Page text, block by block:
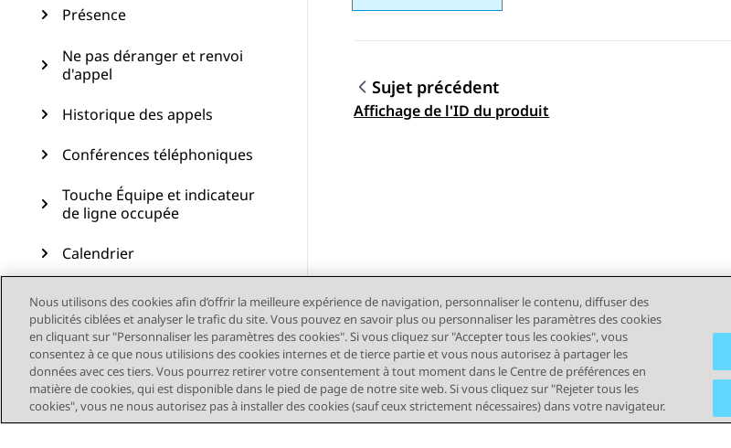
Présence
Ne pas déranger et renvoi
d'appel
Historique des appels
Conférences téléphoniques
Touche Équipe et indicateur
de ligne occupée
Calendrier
Fonctions avancées
Personnalisation
Mise à jour du téléphone
Maintenance
Navigation par sujet
Sujet précédent
Affichage de l'ID du produit
Nous utilisons des cookies afin d’offrir la meilleure expérience de navigation, personnaliser le contenu, diffuser des
publicités ciblées et analyser le trafic du site. Vous pouvez en savoir plus ou personnaliser les paramètres des cookies
en cliquant sur "Personnaliser les paramètres des cookies". Si vous cliquez sur "Accepter tous les cookies", vous
consentez à ce que nous utilisions des cookies internes et de tierce partie et vous nous autorisez à partager les
données avec ces tiers. Vous pourrez retirer votre consentement à tout moment dans le Centre de préférences en
matière de cookies, qui est disponible dans le pied de page de notre site web. Si vous cliquez sur "Rejeter tous les
cookies", vous ne nous autorisez pas à installer des cookies (sauf ceux strictement nécessaires) dans votre navigateur.